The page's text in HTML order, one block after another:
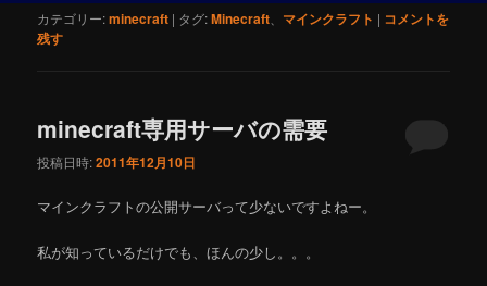
カテゴリー:minecraft | タグ:Minecraft マインクラフト | コメントを
残す
minecraft専用サーバの需要
投稿日時:2011年12月10日
マインクラフトの公開サーバって少ないですよねー。
私が知っているだけでも、ほんの少し。。。